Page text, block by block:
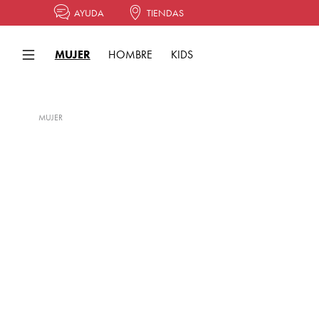
AYUDA TIENDAS
MUJER HOMBRE KIDS
MUJER